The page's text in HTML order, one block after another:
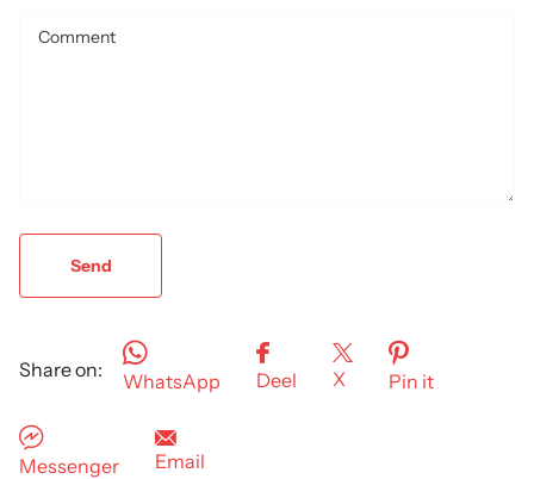
Send
Share on: WhatsApp Deel X Pin it
Messenger Email